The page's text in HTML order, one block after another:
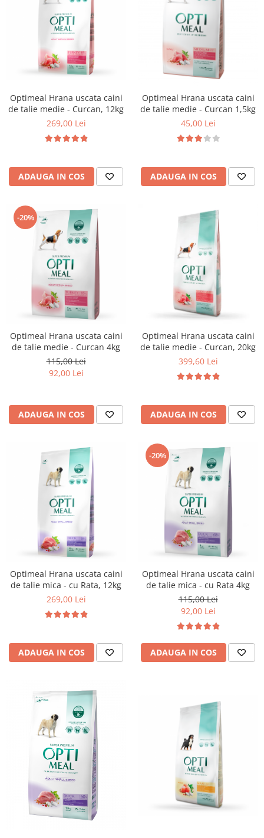
Optimeal Hrana uscata caini
de talie medie - Curcan, 12kg
269,00 Lei
ADAUGA IN COS
Optimeal Hrana uscata caini
de talie medie - Curcan 1,5kg
45,00 Lei
ADAUGA IN COS
-20%
Optimeal Hrana uscata caini
de talie medie - Curcan 4kg
115,00 Lei
92,00 Lei
ADAUGA IN COS
Optimeal Hrana uscata caini
de talie medie - Curcan, 20kg
399,60 Lei
ADAUGA IN COS
Optimeal Hrana uscata caini
de talie mica - cu Rata, 12kg
269,00 Lei
ADAUGA IN COS
-20%
Optimeal Hrana uscata caini
de talie mica - cu Rata 4kg
115,00 Lei
92,00 Lei
ADAUGA IN COS